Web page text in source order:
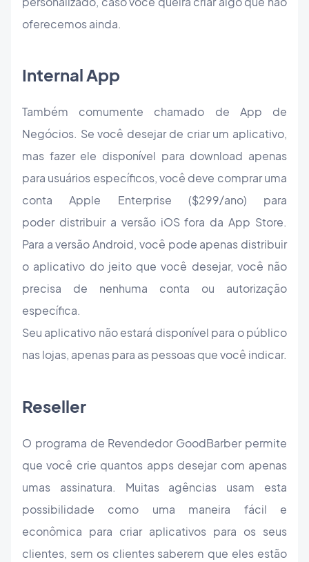
oferecemos ainda.
Internal App
Também comumente chamado de App de
Negócios. Se você desejar de criar um aplicativo,
mas fazer ele disponível para download apenas
para usuários específicos, você deve comprar uma
conta Apple Enterprise ($299/ano) para
poder distribuir a versão iOS fora da App Store.
Para a versão Android, você pode apenas distribuir
o aplicativo do jeito que você desejar, você não
precisa de nenhuma conta ou autorização
específica.
Seu aplicativo não estará disponível para o público
nas lojas, apenas para as pessoas que você indicar.
Reseller
O programa de Revendedor GoodBarber permite
que você crie quantos apps desejar com apenas
umas assinatura. Muitas agências usam esta
possibilidade como uma maneira fácil e
econômica para criar aplicativos para os seus
clientes, sem os clientes saberem que eles estão